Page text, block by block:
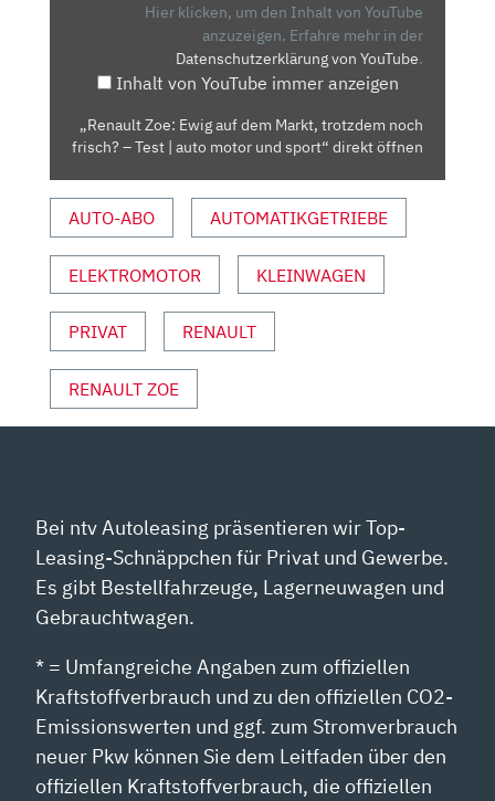
FRISCH?
|
AUTO
UND
SPORT“
VON
YOUTUBE
ANZEIGEN
Hier klicken, um den Inhalt von YouTube
anzuzeigen. Erfahre mehr in der
Datenschutzerklärung von YouTube.
Inhalt von YouTube immer anzeigen
„Renault Zoe: Ewig auf dem Markt, trotzdem noch
frisch? – Test | auto motor und sport“ direkt öffnen
AUTO-ABO AUTOMATIKGETRIEBE
ELEKTROMOTOR KLEINWAGEN
PRIVAT RENAULT
RENAULT ZOE
Bei ntv Autoleasing präsentieren wir Top-
Leasing-Schnäppchen für Privat und Gewerbe.
Es gibt Bestellfahrzeuge, Lagerneuwagen und
Gebrauchtwagen.
* = Umfangreiche Angaben zum offiziellen
Kraftstoffverbrauch und zu den offiziellen CO2-
Emissionswerten und ggf. zum Stromverbrauch
neuer Pkw können Sie dem Leitfaden über den
offiziellen Kraftstoffverbrauch, die offiziellen